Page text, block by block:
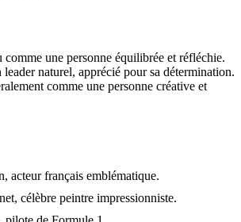
comme une personne équilibrée et réfléchie.
leader naturel, apprécié pour sa détermination.
comme une personne créative et
acteur français emblématique.
célèbre peintre impressionniste.